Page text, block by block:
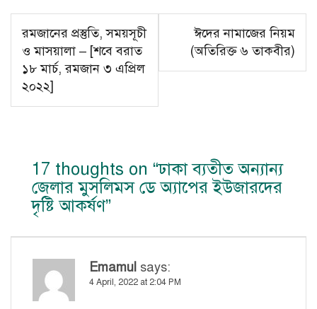
Post
navigation
রমজানের প্রস্তুতি, সময়সূচী
ও মাসয়ালা – [শবে বরাত
১৮ মার্চ, রমজান ৩ এপ্রিল
২০২২]
ঈদের নামাজের নিয়ম
(অতিরিক্ত ৬ তাকবীর)
17 thoughts on “ঢাকা ব্যতীত অন্যান্য
জেলার মুসলিমস ডে অ্যাপের ইউজারদের
দৃষ্টি আকর্ষণ”
Emamul says:
4 April, 2022 at 2:04 PM